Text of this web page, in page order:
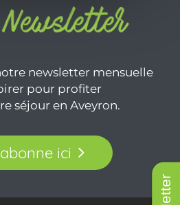
newsletter mensuelle
pour profiter
séjour en Aveyron.
ici